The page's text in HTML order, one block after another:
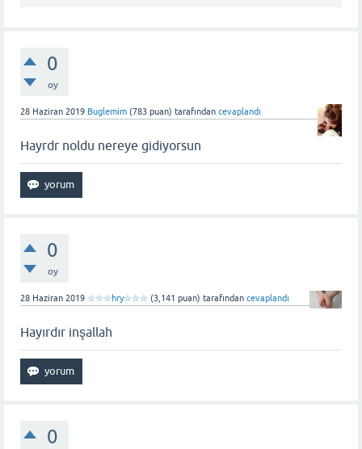
0
oy
28 Haziran 2019 Buglemim (783 puan) tarafından cevaplandı
Hayrdr noldu nereye gidiyorsun
0
oy
28 Haziran 2019 ☆☆☆hry☆☆☆ (3,141 puan) tarafından cevaplandı
Hayırdır inşallah
0